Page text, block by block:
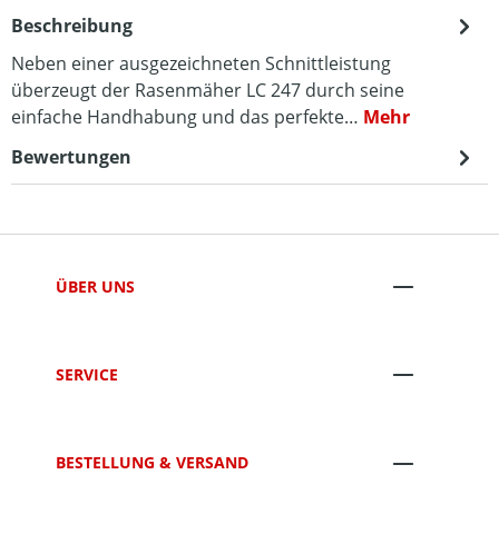
Beschreibung
Neben einer ausgezeichneten Schnittleistung
überzeugt der Rasenmäher LC 247 durch seine
einfache Handhabung und das perfekte… Mehr
Bewertungen
ÜBER UNS
SERVICE
BESTELLUNG & VERSAND